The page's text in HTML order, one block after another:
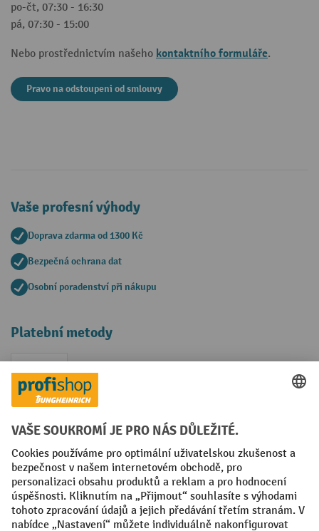
po-čt, 07:30 - 16:30
pá, 07:30 - 15:00
Nebo prostřednictvím našeho kontaktního formuláře.
Pravo na odstoupeni od smlouvy
Vaše profesní výhody
Doprava zdarma od 1300 Kč
Bezpečná ochrana dat
Osobní poradenství při nákupu
Platební metody
Faktura
Sociální sítě
Facebook
YouTubeLinkedIn
VODP Otisk